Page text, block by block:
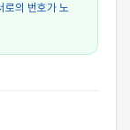
의 번호가 노